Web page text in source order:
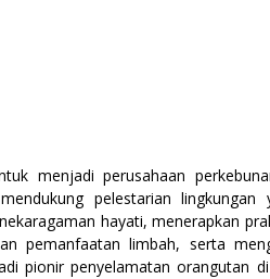
menjadi perusahaan
pelestarian lingkungan
hayati, menerapkan
pemanfaatan limbah, serta
pionir penyelamatan orangutan